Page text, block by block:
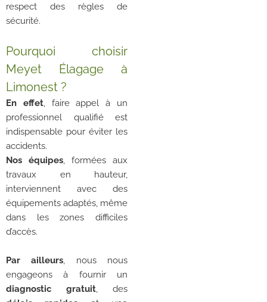
respect des règles de
sécurité.
Pourquoi choisir
Meyet Élagage à
Limonest ?
En effet, faire appel à un
professionnel qualifié est
indispensable pour éviter les
accidents.
Nos équipes , formées aux
travaux en hauteur,
interviennent avec des
équipements adaptés, même
dans les zones difficiles
d’accès.
Par ailleurs , nous nous
engageons à fournir un
diagnostic gratuit , des